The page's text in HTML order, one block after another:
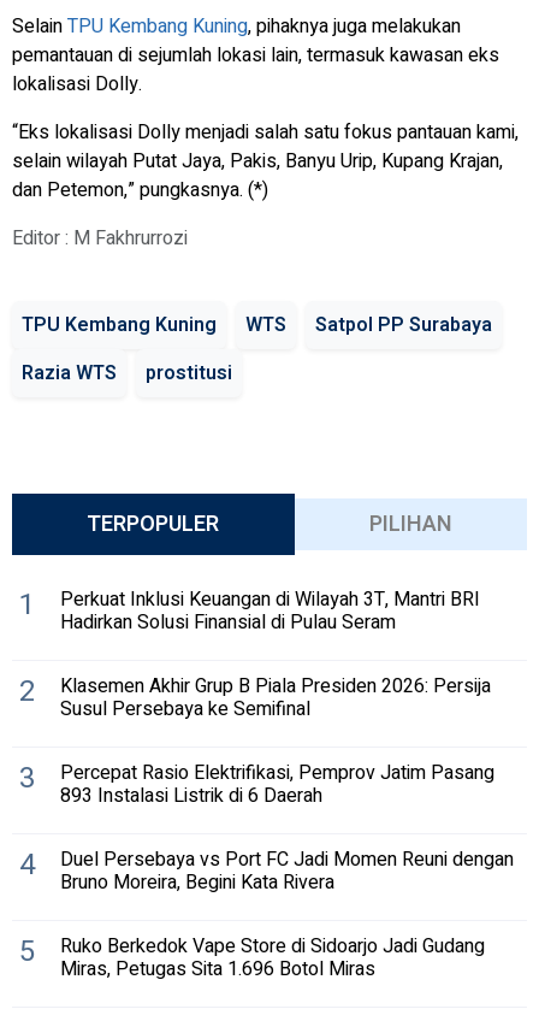
SelainTPU Kembang Kuning, pihaknya juga melakukan
pemantauan di sejumlah lokasi lain, termasuk kawasan eks
lokalisasi Dolly.
“Eks lokalisasi Dolly menjadi salah satu fokus pantauan kami,
selain wilayah Putat Jaya, Pakis, Banyu Urip, Kupang Krajan,
dan Petemon,” pungkasnya. (*)
Editor : M Fakhrurrozi
TPU Kembang Kuning WTS
Satpol PP Surabaya
Razia WTS
prostitusi
TERPOPULER PILIHAN
1 Perkuat Inklusi Keuangan di Wilayah 3T, Mantri BRI
Hadirkan Solusi Finansial di Pulau Seram
2 Klasemen Akhir Grup B Piala Presiden 2026: Persija
Susul Persebaya ke Semifinal
3 Percepat Rasio Elektrifikasi, Pemprov Jatim Pasang
893 Instalasi Listrik di 6 Daerah
4 Duel Persebaya vs Port FC Jadi Momen Reuni dengan
Bruno Moreira, Begini Kata Rivera
5 Ruko Berkedok Vape Store di Sidoarjo Jadi Gudang
Miras, Petugas Sita 1.696 Botol Miras